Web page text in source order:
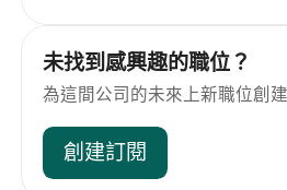
未找到感興趣的職位？
為這間公司的未來上新職位創
創建訂閱